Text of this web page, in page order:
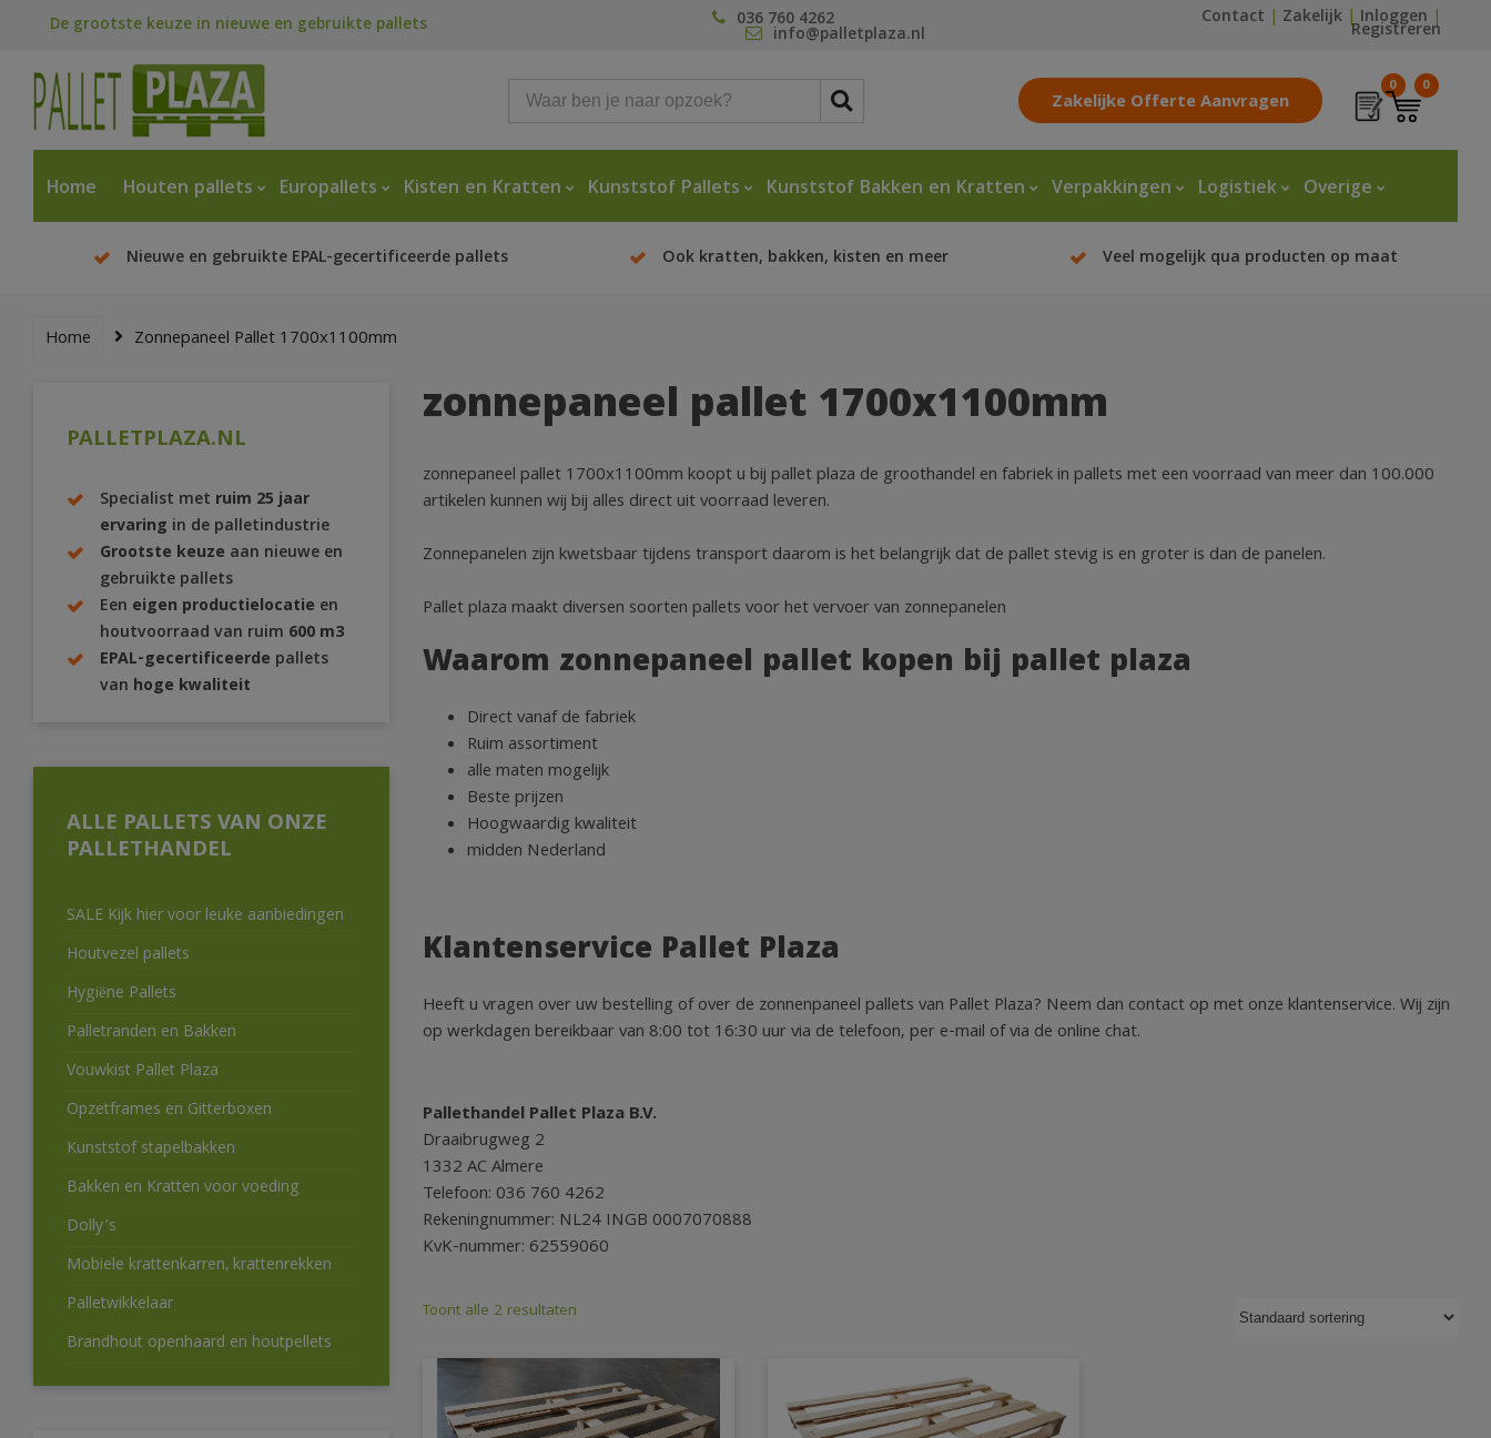
De grootste keuze in nieuwe en gebruikte pallets 036 760 4262
info@palletplaza.nl
Contact | Zakelijk |Inloggen |
Registreren
Zakelijke Offerte Aanvragen
0 0
Home Houten pallets Europallets Kisten en Kratten Kunststof Pallets Kunststof Bakken en Kratten Verpakkingen Logistiek Overige
Nieuwe en gebruikte EPAL-gecertificeerde pallets Ook kratten, bakken, kisten en meer Veel mogelijk qua producten op maat
Home Zonnepaneel Pallet 1700x1100mm
PALLETPLAZA.NL
Specialist met ruim 25 jaar
ervaring in de palletindustrie
Grootste keuze aan nieuwe en
gebruikte pallets
Een eigen productielocatie en
houtvoorraad van ruim 600 m3
EPAL-gecertificeerde pallets
van hoge kwaliteit
ALLE PALLETS VAN ONZE
PALLETHANDEL
SALE Kijk hier voor leuke aanbiedingen
Houtvezel pallets
Hygiëne Pallets
Palletranden en Bakken
Vouwkist Pallet Plaza
Opzetframes en Gitterboxen
Kunststof stapelbakken
Bakken en Kratten voor voeding
Dolly’s
Mobiele krattenkarren, krattenrekken
Palletwikkelaar
Brandhout openhaard en houtpellets
zonnepaneel pallet 1700x1100mm
zonnepaneel pallet 1700x1100mm koopt u bij pallet plaza de groothandel en fabriek in pallets met een voorraad van meer dan 100.000
artikelen kunnen wij bij alles direct uit voorraad leveren.
Zonnepanelen zijn kwetsbaar tijdens transport daarom is het belangrijk dat de pallet stevig is en groter is dan de panelen.
Pallet plaza maakt diversen soorten pallets voor het vervoer van zonnepanelen
Waarom zonnepaneel pallet kopen bij pallet plaza
Direct vanaf de fabriek
Ruim assortiment
alle maten mogelijk
Beste prijzen
Hoogwaardig kwaliteit
midden Nederland
Klantenservice Pallet Plaza
Heeft u vragen over uw bestelling of over de zonnenpaneel pallets van Pallet Plaza? Neem dan contact op met onze klantenservice. Wij zijn
op werkdagen bereikbaar van 8:00 tot 16:30 uur via de telefoon, per e-mail of via de online chat.
Pallethandel Pallet Plaza B.V.
Draaibrugweg 2
1332 AC Almere
Telefoon: 036 760 4262
Rekeningnummer: NL24 INGB 0007070888
KvK-nummer: 62559060
Toont alle 2 resultaten